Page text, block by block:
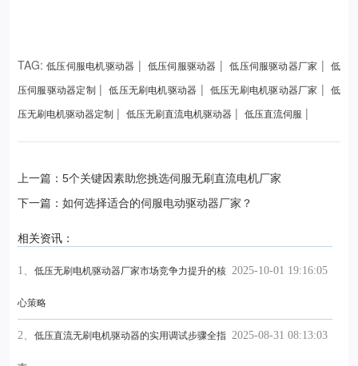
TAG:低压伺服电机驱动器 | 低压伺服驱动器 |低压伺服驱动器厂家 |低
压伺服驱动器定制|低压无刷电机驱动器 | 低压无刷电机驱动器厂家 |低
压无刷电机驱动器定制 | 低压无刷直流电机驱动器 | 低压直流伺服 |
上一篇：5个关键因素助您挑选伺服无刷直流电机厂家
下一篇：如何选择适合的伺服电动驱动器厂家？
相关资讯：
2025-10-01 19:16:05
1、 低压无刷电机驱动器厂家市场竞争力提升的核
心策略
2025-08-31 08:13:03
2、 低压直流无刷电机驱动器的实用调试步骤全指